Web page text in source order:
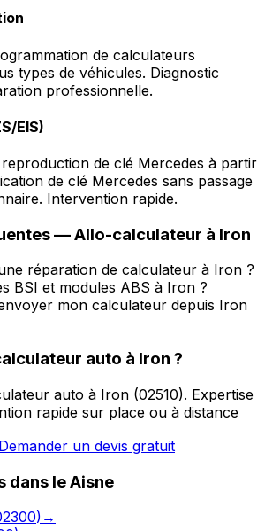
de calculateurs
types de véhicules. Diagnostic
professionnelle.
EIS)
de clé Mercedes à partir
de clé Mercedes sans passage
Intervention rapide.
—Allo-calculateur à Iron
réparation de calculateur à Iron ?
BSI et modules ABS à Iron ?
mon calculateur depuis Iron
auto à Iron ?
auto à Iron (02510). Expertise
rapide sur place ou à distance
Demander un devis gratuit
dans leAisne
) →